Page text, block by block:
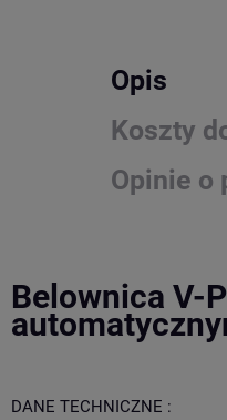
Opis
Koszty
Opinie o
Belownica V-
DANE TECHNICZNE :